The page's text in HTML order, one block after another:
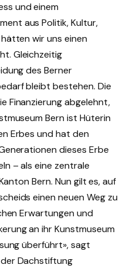
und einem
aus Politik, Kultur,
wir uns einen
Gleichzeitig
des Berner
bleibt bestehen. Die
Finanzierung abgelehnt,
Bern ist Hüterin
Erbes und hat den
dieses Erbe
– als eine zentrale
Bern. Nun gilt es, auf
einen neuen Weg zu
Erwartungen und
an ihr Kunstmuseum
überführt», sagt
Dachstiftung